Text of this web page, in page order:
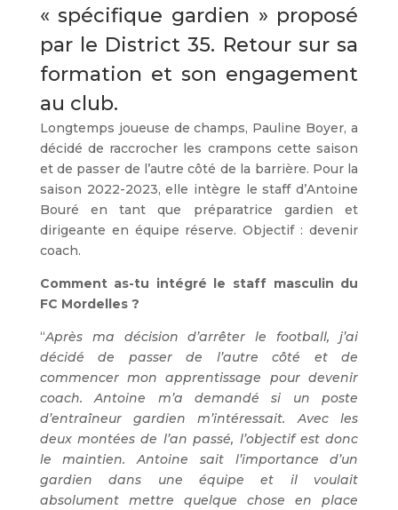
« spécifique gardien » proposé
par le District 35. Retour sur sa
formation et son engagement
au club.
Longtemps joueuse de champs, Pauline Boyer, a
décidé de raccrocher les crampons cette saison
et de passer de l’autre côté de la barrière. Pour la
saison 2022-2023, elle intègre le staff d’Antoine
Bouré en tant que préparatrice gardien et
dirigeante en équipe réserve. Objectif : devenir
coach.
Comment as-tu intégré le staff masculin du
FC Mordelles ?
“Après ma décision d’arrêter le football, j’ai
décidé de passer de l’autre côté et de
commencer mon apprentissage pour devenir
coach. Antoine m’a demandé si un poste
d’entraîneur gardien m’intéressait. Avec les
deux montées de l’an passé, l’objectif est donc
le maintien. Antoine sait l’importance d’un
gardien dans une équipe et il voulait
absolument mettre quelque chose en place